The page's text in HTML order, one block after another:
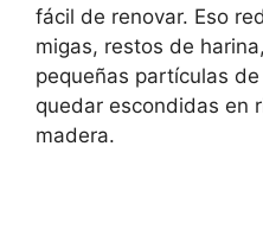
fácil de renovar. Eso
migas, restos de
pequeñas partículas
quedar escondidas en
madera.